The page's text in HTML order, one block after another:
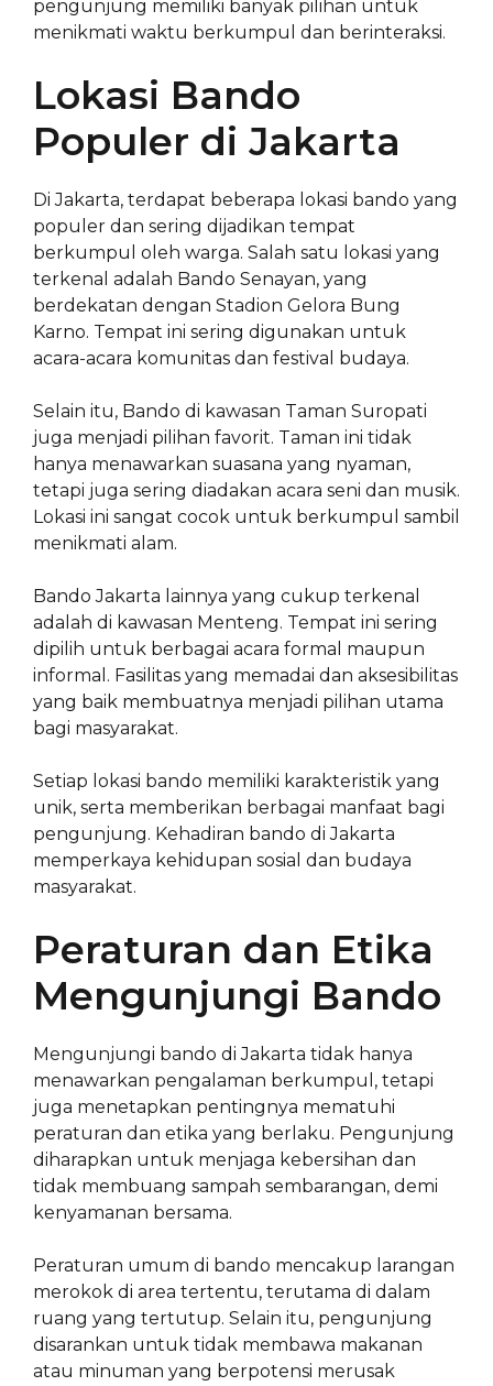
pengunjung memiliki banyak pilihan untuk
menikmati waktu berkumpul dan berinteraksi.
Lokasi Bando
Populer di Jakarta
Di Jakarta, terdapat beberapa lokasi bando yang
populer dan sering dijadikan tempat
berkumpul oleh warga. Salah satu lokasi yang
terkenal adalah Bando Senayan, yang
berdekatan dengan Stadion Gelora Bung
Karno. Tempat ini sering digunakan untuk
acara-acara komunitas dan festival budaya.
Selain itu, Bando di kawasan Taman Suropati
juga menjadi pilihan favorit. Taman ini tidak
hanya menawarkan suasana yang nyaman,
tetapi juga sering diadakan acara seni dan musik.
Lokasi ini sangat cocok untuk berkumpul sambil
menikmati alam.
Bando Jakarta lainnya yang cukup terkenal
adalah di kawasan Menteng. Tempat ini sering
dipilih untuk berbagai acara formal maupun
informal. Fasilitas yang memadai dan aksesibilitas
yang baik membuatnya menjadi pilihan utama
bagi masyarakat.
Setiap lokasi bando memiliki karakteristik yang
unik, serta memberikan berbagai manfaat bagi
pengunjung. Kehadiran bando di Jakarta
memperkaya kehidupan sosial dan budaya
masyarakat.
Peraturan dan Etika
Mengunjungi Bando
Mengunjungi bando di Jakarta tidak hanya
menawarkan pengalaman berkumpul, tetapi
juga menetapkan pentingnya mematuhi
peraturan dan etika yang berlaku. Pengunjung
diharapkan untuk menjaga kebersihan dan
tidak membuang sampah sembarangan, demi
kenyamanan bersama.
Peraturan umum di bando mencakup larangan
merokok di area tertentu, terutama di dalam
ruang yang tertutup. Selain itu, pengunjung
disarankan untuk tidak membawa makanan
atau minuman yang berpotensi merusak